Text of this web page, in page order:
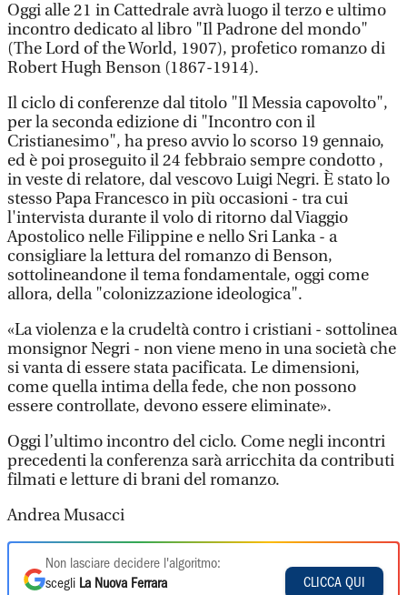
Oggi alle 21 in Cattedrale avrà luogo il terzo e ultimo
incontro dedicato al libro "Il Padrone del mondo"
(The Lord of the World, 1907), profetico romanzo di
Robert Hugh Benson (1867-1914).
Il ciclo di conferenze dal titolo "Il Messia capovolto",
per la seconda edizione di "Incontro con il
Cristianesimo", ha preso avvio lo scorso 19 gennaio,
ed è poi proseguito il 24 febbraio sempre condotto ,
in veste di relatore, dal vescovo Luigi Negri. È stato lo
stesso Papa Francesco in più occasioni - tra cui
l'intervista durante il volo di ritorno dal Viaggio
Apostolico nelle Filippine e nello Sri Lanka - a
consigliare la lettura del romanzo di Benson,
sottolineandone il tema fondamentale, oggi come
allora, della "colonizzazione ideologica".
«La violenza e la crudeltà contro i cristiani - sottolinea
monsignor Negri - non viene meno in una società che
si vanta di essere stata pacificata. Le dimensioni,
come quella intima della fede, che non possono
essere controllate, devono essere eliminate».
Oggi l’ultimo incontro del ciclo. Come negli incontri
precedenti la conferenza sarà arricchita da contributi
filmati e letture di brani del romanzo.
Andrea Musacci
Non lasciare decidere l'algoritmo:
scegli La Nuova Ferrara
CLICCA QUI